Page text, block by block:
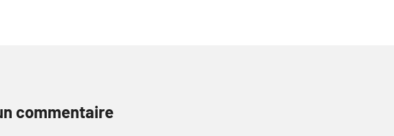
commentaire